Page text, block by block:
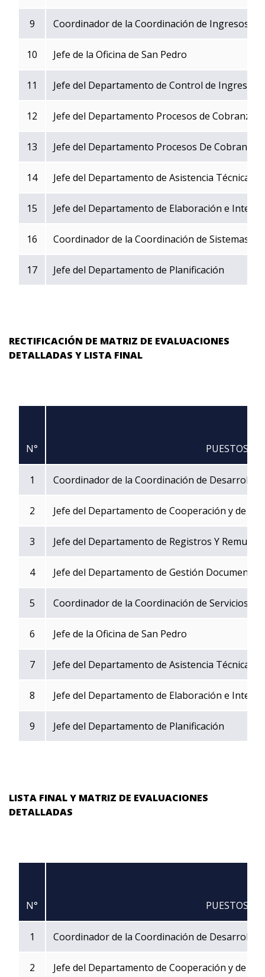
9 Coordinador de la Coordinación de Ingresos
10 Jefe de la Oficina de San Pedro
11 Jefe del Departamento de Control de Ingresos
12 Jefe del Departamento Procesos de Cobranza -
13 Jefe del Departamento Procesos De Cobranza
14 Jefe del Departamento de Asistencia Técnica
15 Jefe del Departamento de Elaboración e
16 Coordinador de la Coordinación de Sistemas
17 Jefe del Departamento de Planificación
RECTIFICACIÓN DE MATRIZ DE EVALUACIONES
DETALLADAS Y LISTA FINAL
N° PUESTOS
1 Coordinador de la Coordinación de Desarrollo
2 Jefe del Departamento de Cooperación y de
3 Jefe del Departamento de Registros Y
4 Jefe del Departamento de Gestión Documental
5 Coordinador de la Coordinación de Servicios al
6 Jefe de la Oficina de San Pedro
7 Jefe del Departamento de Asistencia Técnica
8 Jefe del Departamento de Elaboración e
9 Jefe del Departamento de Planificación
LISTA FINAL Y MATRIZ DE EVALUACIONES
DETALLADAS
N° PUESTOS
1 Coordinador de la Coordinación de Desarrollo
2 Jefe del Departamento de Cooperación y de